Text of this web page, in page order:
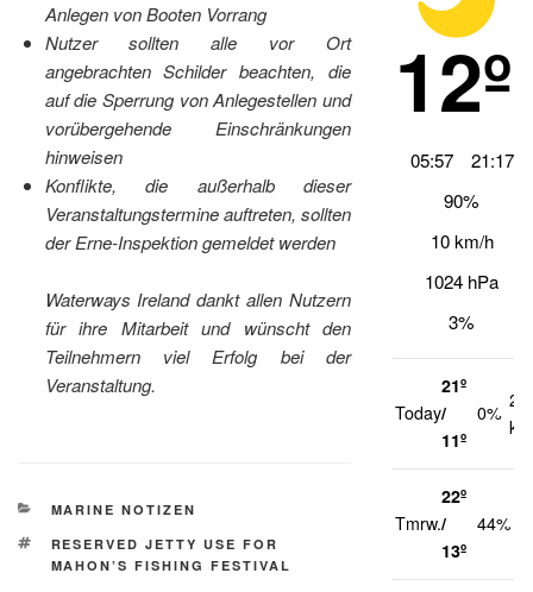
Anlegen von Booten Vorrang
Nutzer sollten alle vor Ort
angebrachten Schilder beachten, die
auf die Sperrung von Anlegestellen und
vorübergehende Einschränkungen
hinweisen
Konflikte, die außerhalb dieser
Veranstaltungstermine auftreten, sollten
der Erne-Inspektion gemeldet werden
Waterways Ireland dankt allen Nutzern
für ihre Mitarbeit und wünscht den
Teilnehmern viel Erfolg bei der
Veranstaltung.
KATEGORIEN
MARINE NOTIZEN
SCHLAGWÖRTER
RESERVED JETTY USE FOR
MAHON’S FISHING FESTIVAL
12º
05:57
21:17
90%
10 km/h
1024 hPa
3%
Today
21º
/
11º
0%
20
Tmrw.
22º
/
13º
44%